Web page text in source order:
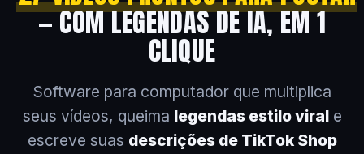
— COM LEGENDAS DE IA, EM 1
CLIQUE
Software para computador que multiplica
seus vídeos, queima legendas estilo virale
escreve suas descrições de TikTok Shop